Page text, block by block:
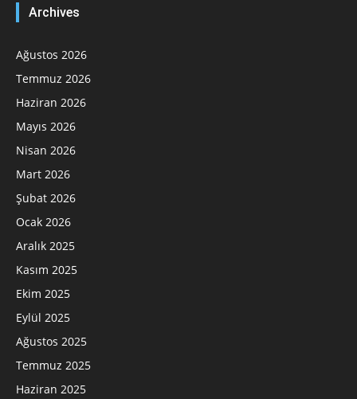
Archives
Ağustos 2026
Temmuz 2026
Haziran 2026
Mayıs 2026
Nisan 2026
Mart 2026
Şubat 2026
Ocak 2026
Aralık 2025
Kasım 2025
Ekim 2025
Eylül 2025
Ağustos 2025
Temmuz 2025
Haziran 2025